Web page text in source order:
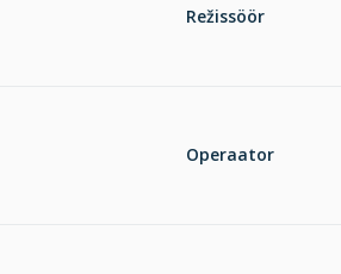
Režissöör
Operaator